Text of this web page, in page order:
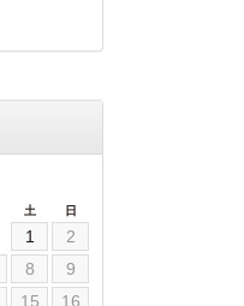
土 日
1
2
8
9
15
16